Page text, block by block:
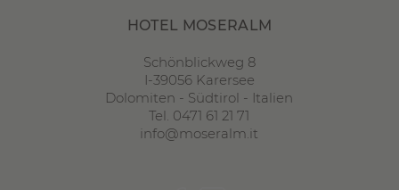
HOTEL MOSERALM
Schönblickweg 8
I-39056 Karersee
Dolomiten - Südtirol - Italien
Tel. 0471 61 21 71
info@moseralm.it